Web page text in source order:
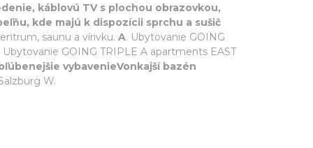
káblovú TV s plochou obrazovkou,
kde majú k dispozícii sprchu a sušič
saunu a vírivku. A. Ubytovanie GOING
GOING TRIPLE A apartments EAST
vybavenieVonkajší bazén
W.